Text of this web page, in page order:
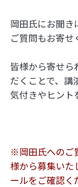
岡田氏にお聞き
ご質問もお寄せ
皆様から寄せら
だくことで、講
気付きやヒント
※岡田氏へのご
様から募集いた
ールをご確認く